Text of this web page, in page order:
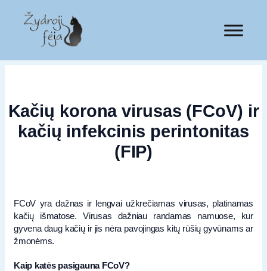
Kačių korona virusas (FCoV) ir
kačių infekcinis perintonitas
(FIP)
FCoV yra dažnas ir lengvai užkrečiamas virusas, platinamas
kačių išmatose. Virusas dažniau randamas namuose, kur
gyvena daug kačių ir jis nėra pavojingas kitų rūšių gyvūnams ar
žmonėms.
Kaip katės pasigauna FCoV?